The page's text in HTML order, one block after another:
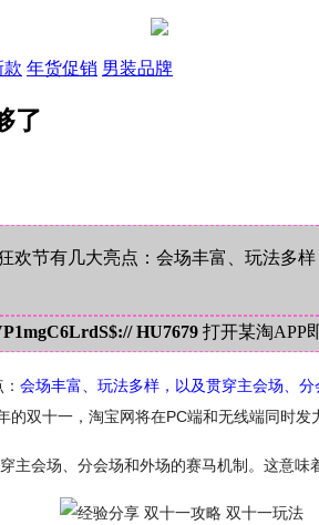
款 年货促销 男装品牌
了
节有几大亮点：会场丰富、玩法多
HU7679 打开某淘APP
会场丰富、玩法多样，以及贯穿主会场、
双十一，淘宝网将在PC端和无线端同时
会场、分会场和外场的赛马机制。这意